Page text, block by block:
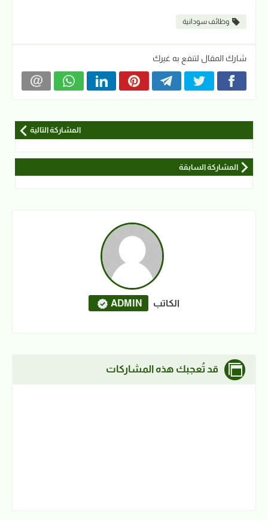
وظائف سودانية
شارك المقال لتنفع به غيرك
المشاركة التالية
المشاركة السابقة
الكاتب ADMIN
قد تُعجبك هذه المشاركات